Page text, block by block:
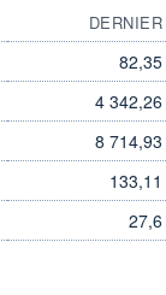
DERNIER
82,35
4 342,26
8 714,93
133,11
27,6